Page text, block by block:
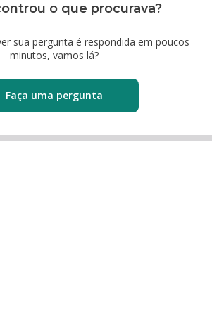
o que procurava?
sua pergunta é respondida em poucos
minutos, vamos lá?
Faça uma pergunta